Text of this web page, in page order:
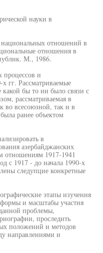
науки в
отношений в
отношения в
М., 1986.
процессов и
гг. Рассматриваемые
бы то ни было связи с
рассматриваемая в
во всесоюзной, так и в
ранее объектом
в
азербайджанских
отношениям 1917-1941
с 1917 - до начала 1990-х
следупцие конкретные
этапы изучения
и масштабы участия
проблемы,
проследить
положений и методов
направлениями и